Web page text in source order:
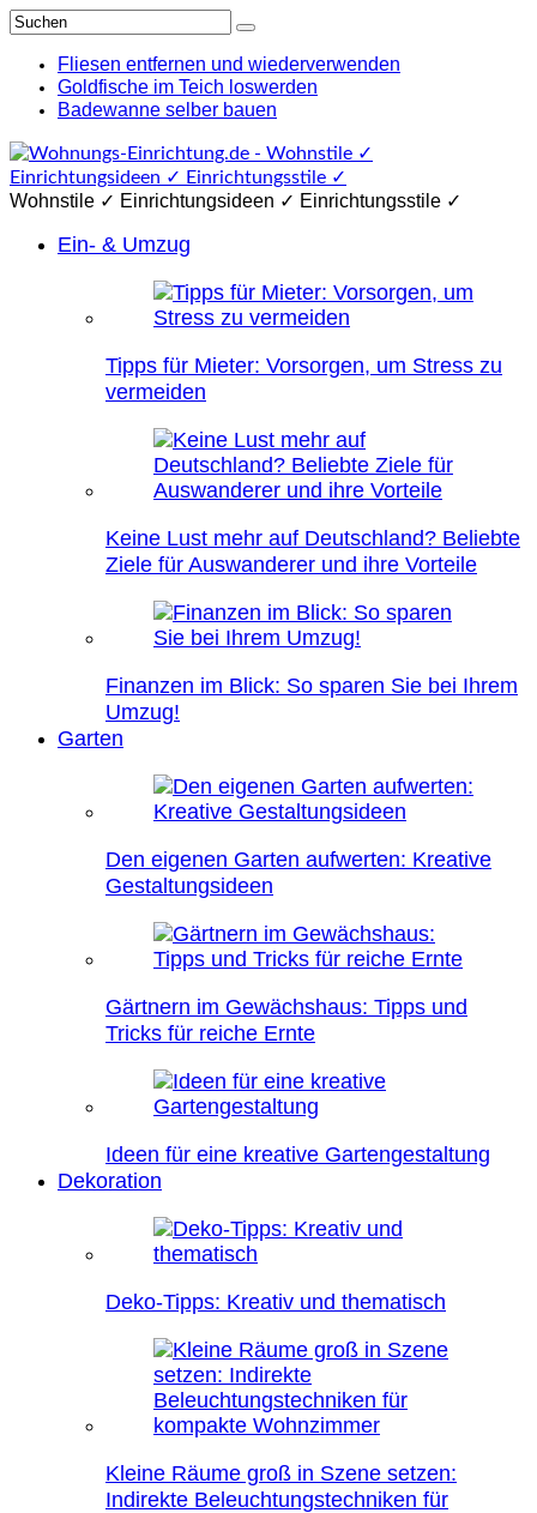
Fliesen entfernen und wiederverwenden
Goldfische im Teich loswerden
Badewanne selber bauen
Wohnstile ✓ Einrichtungsideen ✓ Einrichtungsstile ✓
Ein- & Umzug
Tipps für Mieter: Vorsorgen, um Stress zu
vermeiden
Keine Lust mehr auf Deutschland? Beliebte
Ziele für Auswanderer und ihre Vorteile
Finanzen im Blick: So sparen Sie bei Ihrem
Umzug!
Garten
Den eigenen Garten aufwerten: Kreative
Gestaltungsideen
Gärtnern im Gewächshaus: Tipps und
Tricks für reiche Ernte
Ideen für eine kreative Gartengestaltung
Dekoration
Deko-Tipps: Kreativ und thematisch
Kleine Räume groß in Szene setzen:
Indirekte Beleuchtungstechniken für